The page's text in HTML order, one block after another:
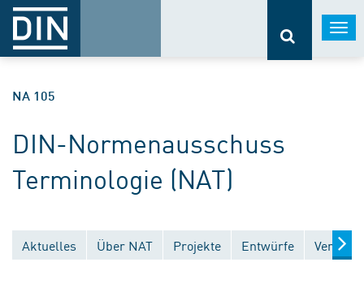
NA 105
DIN-Normenausschuss
Terminologie (NAT)
Aktuelles Über NAT Projekte Entwürfe